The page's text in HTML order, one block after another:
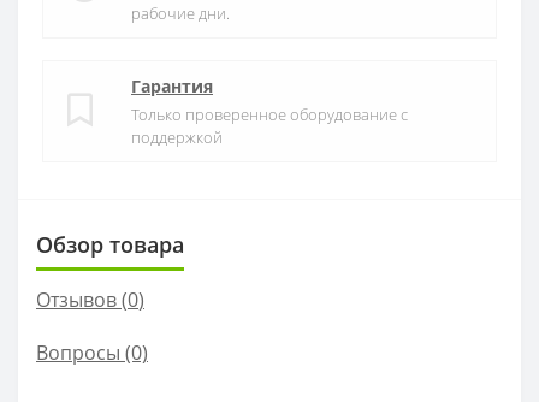
рабочие дни.
Гарантия
Только проверенное оборудование с
поддержкой
Обзор товара
Отзывов (0)
Вопросы (0)